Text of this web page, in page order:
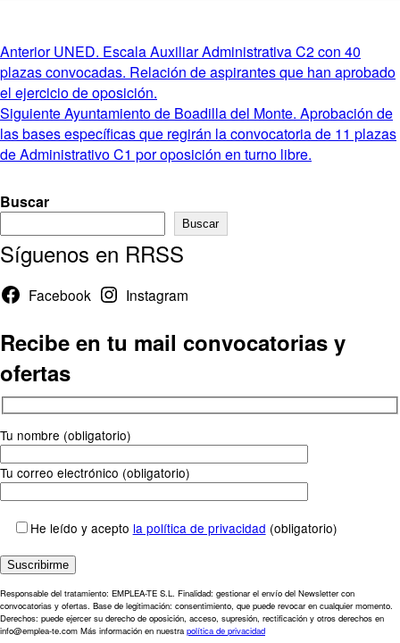
Navegación
de
entradas
Anterior Entrada
anterior:
UNED. Escala Auxiliar Administrativa C2 con 40
plazas convocadas. Relación de aspirantes que han aprobado
el ejercicio de oposición.
SiguienteEntrada
siguiente:
Ayuntamiento de Boadilla del Monte. Aprobación de
las bases específicas que regirán la convocatoria de 11 plazas
de Administrativo C1 por oposición en turno libre.
Buscar
Buscar
Síguenos en RRSS
Facebook Instagram
Recibe en tu mail convocatorias y
ofertas
Tu nombre (obligatorio)
Tu correo electrónico (obligatorio)
He leído y acepto la política de privacidad (obligatorio)
Responsable del tratamiento: EMPLEA-TE S.L. Finalidad: gestionar el envío del Newsletter con
convocatorias y ofertas. Base de legitimación: consentimiento, que puede revocar en cualquier momento.
Derechos: puede ejercer su derecho de oposición, acceso, supresión, rectificación y otros derechos en
info@emplea-te.com Más información en nuestra política de privacidad